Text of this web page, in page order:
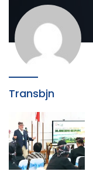
Transbjn